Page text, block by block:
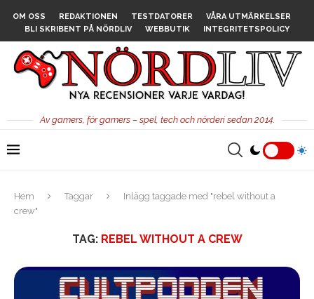
OM OSS REDAKTIONEN TESTDATORER
VÅRA UTMÄRKELSER
BLI SKRIBENT PÅ NÖRDLIV
WEBBUTIK INTEGRITETSPOLICY
Av gamers, för gamers – spel, tech och nörderi sedan 2014.
Hem Taggar
Inlägg taggade med "rebel without a
crew"
TAG: REBEL WITHOUT A CREW